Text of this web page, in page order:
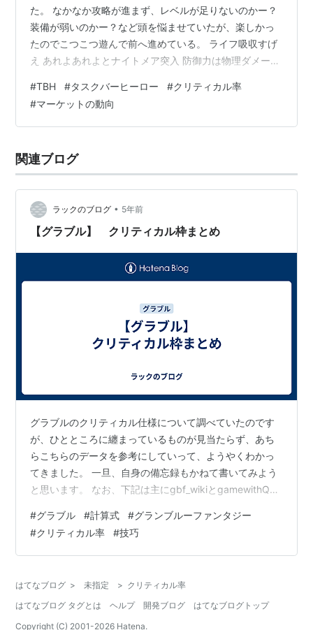
た。 なかなか攻略が進まず、レベルが足りないのかー？
装備が弱いのかー？など頭を悩ませていたが、楽しかっ
たのでこつこつ遊んで前へ進めている。 ライフ吸収すげ
え あれよあれよとナイトメア突入 防御力は物理ダメージ
とになった ペット周回場所メモ クリティカル率について
考える 倉庫拡張のルーンを取れ！ このブログではこつこ
つ楽しみつつプレイして、実際にRMTやステージの攻略
していきます。マーケットの状況は時とともに変遷する
でしょう。その都度、経済事情も…
#TBH #タスクバーヒーロー #クリティカル率
#マーケットの動向
関連ブログ
ラックのブログ • 5年前
【グラブル】 クリティカル枠まとめ
グラブルのクリティカル仕様について調べていたのです
が、ひとところに纏まっているものが見当たらず、あち
らこちらのデータを参考にしていって、ようやくわかっ
てきました。 一旦、自身の備忘録もかねて書いてみよう
と思います。 なお、下記は主にgbf_wikiとgamewithQ&A
率＝+武器スキル 通常技巧（効果倍率50％）+武器スキ
ル 方陣技巧（効果倍率50％）+キャラLB_1（効果倍率
25％）+キャラLB_2（効果倍率25％）+キャラLB_3（効
バフ（アビリティ枠）+通常クリティカルバフ（奥…
#グラブル #計算式 #グランブルーファンタジー
#クリティカル率 #技巧
はてなブログ > 未指定 > クリティカル率
はてなブログ タグとは
ヘルプ 開発ブログ
はてなブログトップ
Copyright (C) 2001-2026 Hatena.